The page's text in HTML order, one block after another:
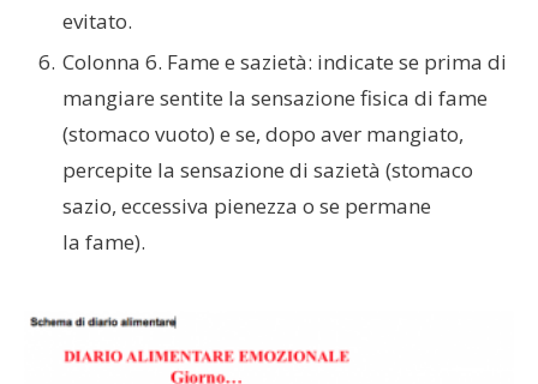
evitato.
Colonna 6. Fame e sazietà: indicate se prima di
mangiare sentite la sensazione fisica di fame
(stomaco vuoto) e se, dopo aver mangiato,
percepite la sensazione di sazietà (stomaco
sazio, eccessiva pienezza o se permane
la fame).